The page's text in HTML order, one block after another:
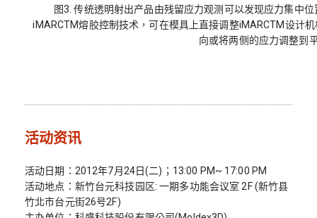
图3. 传统透明射出产品由残留应力观测可以发现应力集中
iMARCTM熔胶控制技术，可在模具上直接调整iMARCTM设计
向或将两侧的应力调整到
活动资​​讯
活动日期：2012年7月24日(二)；13:00 PM~ 17:00 PM
活动地点：新竹台元科技园区: 一期多功能会议室 2F (新竹县
竹北市台元街26号2F)